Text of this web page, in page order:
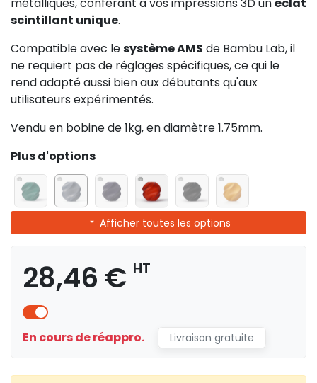
scintillant unique.
Compatible avec lesystème AMS de Bambu Lab, il
ne requiert pas de réglages spécifiques, ce qui le
rend adapté aussi bien aux débutants qu'aux
utilisateurs expérimentés.
Vendu en bobine de 1kg, en diamètre 1.75mm.
Plus d'options
Afficher toutes les options
28,46 € HT
En cours de réappro. Livraison gratuite